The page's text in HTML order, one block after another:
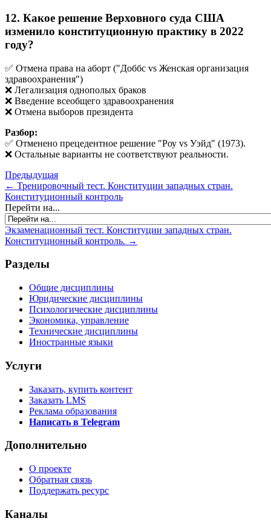
12. Какое решение Верховного суда США
изменило конституционную практику в 2022
году?
✅ Отмена права на аборт ("Доббс vs Женская организация
здравоохранения")
❌ Легализация однополых браков
❌ Введение всеобщего здравоохранения
❌ Отмена выборов президента
Разбор:
✅ Отменено прецедентное решение "Роу vs Уэйд" (1973).
❌ Остальные варианты не соответствуют реальности.
Предыдущая
← Тренировочный тест. Конституции западных стран.
Конституционный контроль
Перейти на...
Экзаменационный тест. Конституции западных стран.
Конституционный контроль. →
Разделы
Общие дисциплины
Юридические дисциплины
Психологические дисциплины
Экономика, управление
Технические дисциплины
Иностранные языки
Услуги
Заказать, купить контент
Заказать LMS
Реклама образования
Написать в Telegram
Дополнительно
О проекте
Обратная связь
Поддержать ресурс
Каналы